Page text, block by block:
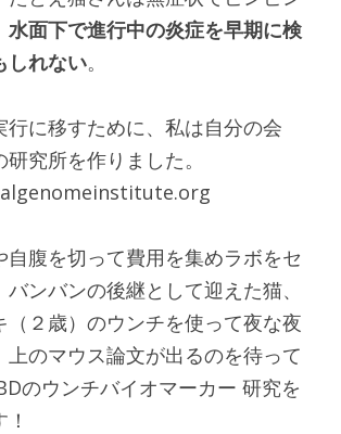
水面下で進行中の炎症を早期に検
しれない。
行に移すために、私は自分の会
究所を作りました。
自腹を切って費用を集めラボをセ
バンバンの後継として迎えた猫、
（２歳）のウンチを使って夜な夜
上のマウス論文が出るのを待って
のウンチバイオマーカー 研究を